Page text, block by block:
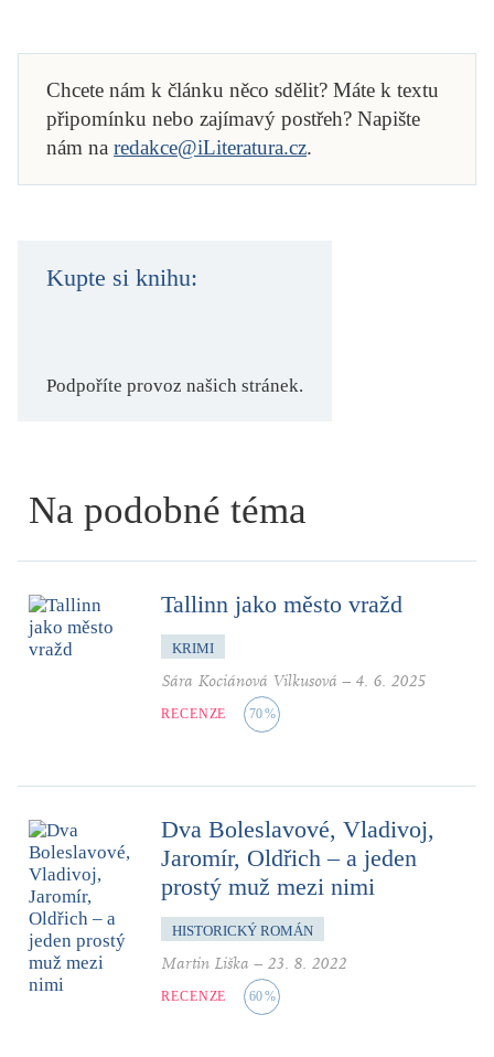
Chcete nám k článku něco sdělit? Máte k textu
připomínku nebo zajímavý postřeh? Napište
nám na redakce@iLiteratura.cz.
Kupte si knihu:
Podpoříte provoz našich stránek.
Na podobné téma
Tallinn jako město vražd
KRIMI
Sára Kociánová Vilkusová – 4. 6. 2025
RECENZE 70%
Dva Boleslavové, Vladivoj,
Jaromír, Oldřich – a jeden
prostý muž mezi nimi
HISTORICKÝ ROMÁN
Martin Liška – 23. 8. 2022
RECENZE 60%